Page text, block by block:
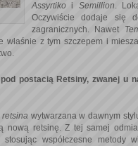
Assyrtikoi Semillion.
Oczywiście dodaje się
zagranicznych. Nawet
właśnie z tym szczepem i
postacią Retsiny, zwanej u
retsina wytwarzana w dawnym
nową retsinę. Z tej samej
współczesne metody